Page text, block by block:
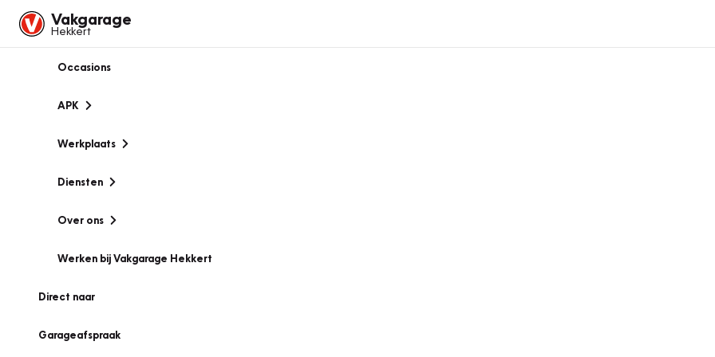
Vakgarage
Hekkert
Occasions
APK
Werkplaats
Diensten
Over ons
Werken bij Vakgarage Hekkert
Direct naar
Garageafspraak